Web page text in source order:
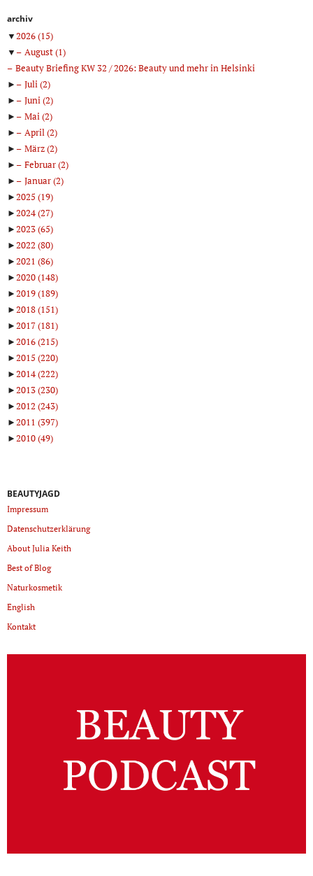
archiv
▼2026(15)
▼
August(1)
Beauty Briefing KW 32 / 2026: Beauty und mehr in Helsinki
►
Juli(2)
►
Juni(2)
►
Mai(2)
►
April(2)
►
März(2)
►
Februar(2)
►
Januar(2)
►2025 (19)
►2024(27)
►2023(65)
►2022 (80)
►2021 (86)
►2020(148)
►2019(189)
►2018(151)
►2017(181)
►2016(215)
►2015 (220)
►2014(222)
►2013(230)
►2012 (243)
►2011 (397)
►2010(49)
BEAUTYJAGD
Impressum
Datenschutzerklärung
About Julia Keith
Best of Blog
Naturkosmetik
English
Kontakt